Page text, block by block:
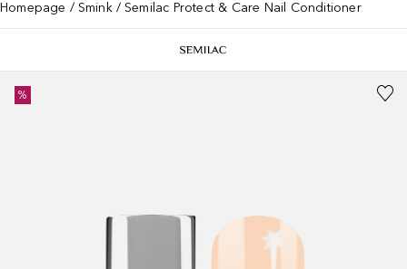
Homepage Smink Semilac Protect & Care Nail Conditioner
%